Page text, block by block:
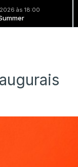
às 18:00